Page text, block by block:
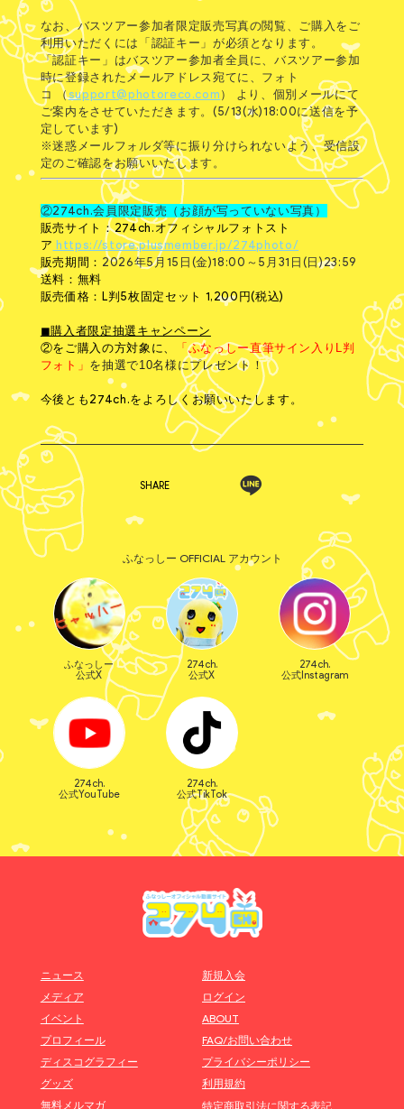
なお、バスツアー参加者限定販売写真の閲覧、ご購入をご
利用いただくには「認証キー」が必須となります。
「認証キー」はバスツアー参加者全員に、バスツアー参加
時に登録されたメールアドレス宛てに、フォト
コ （support@photoreco.com ） より、個別メールにて
ご案内をさせていただきます。(5/13(水)18:00に送信を予
定しています)
※迷惑メールフォルダ等に振り分けられないよう、受信設
定のご確認をお願いいたします。
②274ch.会員限定販売（お顔が写っていない写真）
販売サイト：274ch.オフィシャルフォトスト
ア https://store.plusmember.jp/274photo/
販売期間： 2026年5月15日(金)18:00～5月31日(日)23:59
送料：無料
販売価格：L判5枚固定セット 1,200円(税込)
◼︎購入者限定抽選キャンペーン
②をご購入の方対象に、
「ふなっしー直筆サイン入りL判
フォト」 を抽選で10名様にプレゼント！
今後とも274ch.をよろしくお願いいたします。
SHARE
ふなっしー OFFICIAL アカウント
ふなっしー
公式X
274ch.
公式X
274ch.
公式Instagram
274ch.
公式YouTube
274ch.
公式TikTok
ニュース
メディア
イベント
プロフィール
ディスコグラフィー
グッズ
無料メルマガ
新規入会
ログイン
ABOUT
FAQ/お問い合わせ
プライバシーポリシー
利用規約
特定商取引法に関する表記